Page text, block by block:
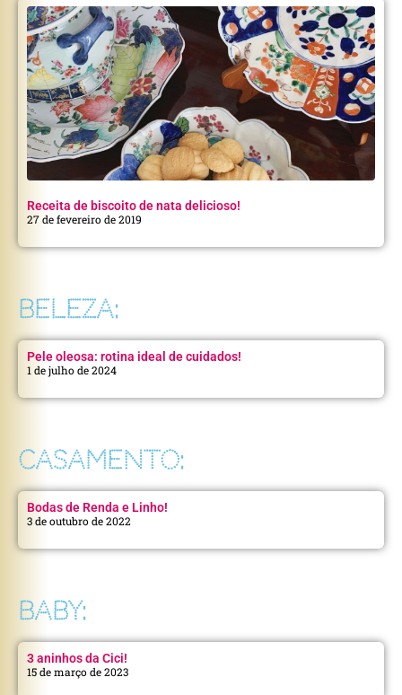
Receita de biscoito de nata delicioso!
27 de fevereiro de 2019
BELEZA:
Pele oleosa: rotina ideal de cuidados!
1 de julho de 2024
CASAMENTO:
Bodas de Renda e Linho!
3 de outubro de 2022
BABY:
3 aninhos da Cici!
15 de março de 2023